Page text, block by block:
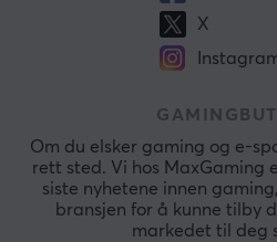
X
Om du elsker gaming og e-
rett sted. Vi hos MaxGaming
siste nyhetene innen
bransjen for å kunne tilby
markedet til deg